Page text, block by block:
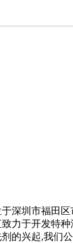
深圳市福田
力于开发特
的兴起,我们